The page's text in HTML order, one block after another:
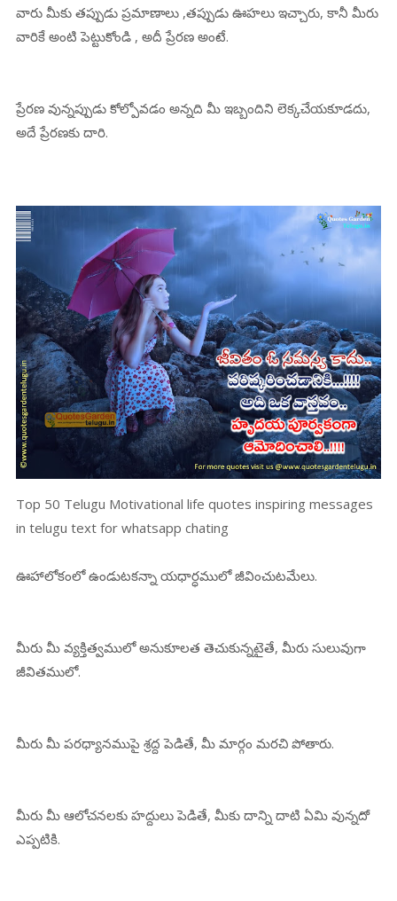
వారు మీకు తప్పుడు ప్రమాణాలు ,తప్పుడు ఊహలు ఇచ్చారు, కానీ మీరు
వారికే అంటి పెట్టుకోండి , అదీ ప్రేరణ అంటే.
ప్రేరణ వున్నప్పుడు కోల్పోవడం అన్నది మీ ఇబ్బందిని లెక్కచేయకూడదు,
అదే ప్రేరణకు దారి.
Top 50 Telugu Motivational life quotes inspiring messages
in telugu text for whatsapp chating
ఊహాలోకంలో ఉండుటకన్నా యధార్ధములో జీవించుటమేలు.
మీరు మీ వ్యక్తిత్వములో అనుకూలత తెచుకున్నటైతే, మీరు సులువుగా
జీవితములో.
మీరు మీ పరధ్యానముపై శ్రద్ద పెడితే, మీ మార్గం మరచి పోతారు.
మీరు మీ ఆలోచనలకు హద్దులు పెడితే, మీకు దాన్ని దాటి ఏమి వున్నదో
ఎప్పటికి.